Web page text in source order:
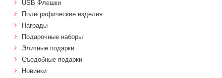
USB Флешки
Полиграфические изделия
Награды
Подарочные наборы
Элитные подарки
Cъедобные подарки
Новинки